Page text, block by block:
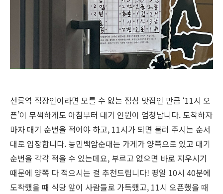
선릉역 직장인이라면 모를 수 없는 점심 맛집인 만큼 ‘11시 오
픈’이 무색하게도 아침부터 대기 인원이 엄청납니다. 도착하자
마자 대기 순번을 적어야 하고, 11시가 되면 불러 주시는 순서
대로 입장합니다. 농민백암순대는 가게가 양쪽으로 있고 대기
순번을 각각 적을 수 있는데요, 부르고 없으면 바로 지우시기
때문에 양쪽 다 적으시는 걸 추천드립니다! 평일 10시 40분에
도착했을 때 식당 앞이 사람들로 가득했고, 11시 오픈했을 때